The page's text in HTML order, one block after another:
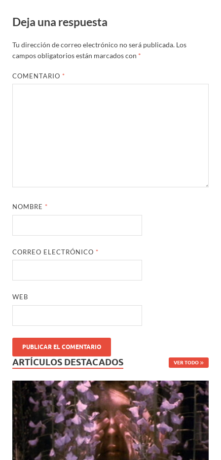
Deja una respuesta
Tu dirección de correo electrónico no será publicada. Los
campos obligatorios están marcados con *
COMENTARIO *
NOMBRE *
CORREO ELECTRÓNICO *
WEB
ARTÍCULOS DESTACADOS VER TODO